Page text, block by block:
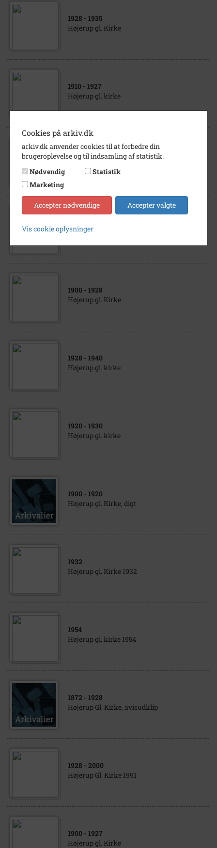
1928 - 1935
Højerup gl. Kirke
1910 - 1927
Højerup gl. kirke
1920- 1928
Højerup Gl. Kirke
1900 - 1928
Højerup gl. Kirke
1928 - 1940
Højerup gl. kirke
1920 - 1930
Højerup gl. kirke
1900 - 1920
Højerup gl. Kirke, digt
1932
Højerup gl. Kirke 1932
1954
Højerup gl. kirke 1954
1872 - 1928
Højerup Gl. Kirke, avisudklip
1928 - 2000
Højerup Gl. Kirke 1991
1900 - 1927
Højerup gl. Kirke
Cookies på arkiv.dk
arkiv.dk anvender cookies til at forbedre din
brugeroplevelse og til indsamling af statistik.
Nødvendig
Statistik
Marketing
Accepter nødvendige Accepter valgte
Vis cookie oplysninger